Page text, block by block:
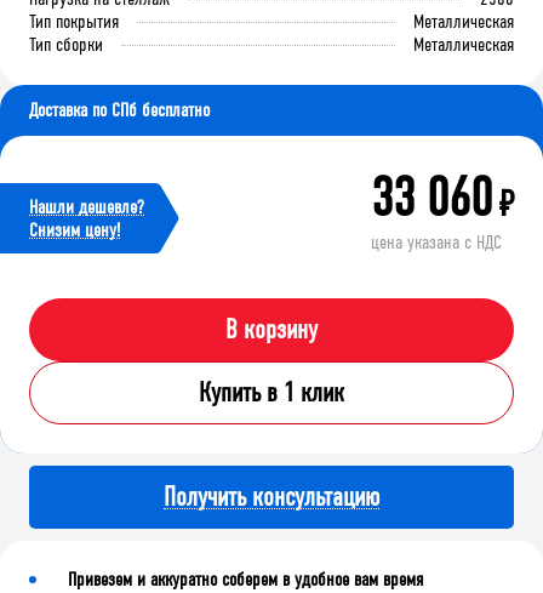
Тип покрытия
Металлическая
Тип сборки
Металлическая
Доставка по СПб бесплатно
Нашли дешевле?
Cнизим цену!
33 060₽
цена указана с НДС
В корзину
Купить в 1 клик
Получить консультацию
Привезем и аккуратно соберем в удобное вам время